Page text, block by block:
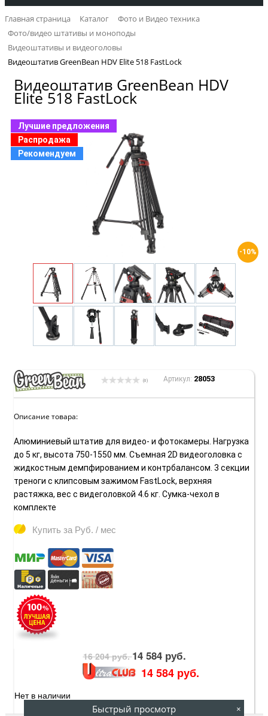
Главная страница Каталог
Фото и Видео техника
Фото/видео штативы и моноподы
Видеоштативы и видеоголовы
Видеоштатив GreenBean HDV Elite 518 FastLock
Видеоштатив GreenBean HDV
Elite 518 FastLock
Лучшие предложения
Распродажа
Рекомендуем
-10%
(0) Артикул: 28053
Описание товара:
Алюминиевый штатив для видео- и фотокамеры. Нагрузка
до 5 кг, высота 750-1550 мм. Съемная 2D видеоголовка с
жидкостным демпфированием и контрбалансом. 3 секции
треноги с клипсовым зажимом FastLock, верхняя
растяжка, вес с видеголовкой 4.6 кг. Сумка-чехол в
комплекте
Купить за Руб. / мес
16 204 руб.14 584 руб.
14 584 руб.
Нет в наличии
Быстрый просмотр ×